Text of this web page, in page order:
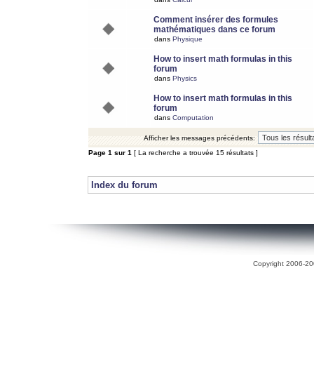
Comment insérer des formules
mathématiques dans ce forum
dans Physique
How to insert math formulas in this
forum
dans Physics
How to insert math formulas in this
forum
dans Computation
Afficher les messages précédents:
Page 1 sur 1 [ La recherche a trouvée 15 résultats ]
Index du forum
Copyright 2006-